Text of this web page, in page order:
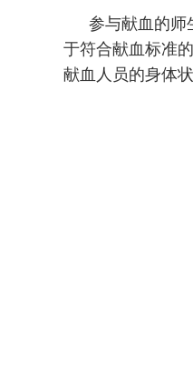
参与献血的师
于符合献血标准
献血人员的身体